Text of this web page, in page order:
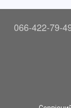
066-422-79-